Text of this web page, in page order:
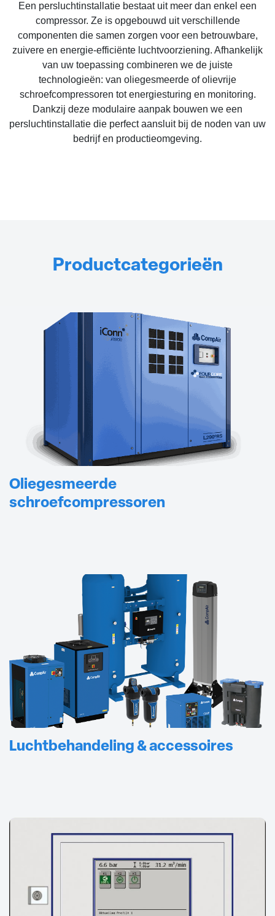
Een persluchtinstallatie bestaat uit meer dan enkel een
compressor. Ze is opgebouwd uit verschillende
componenten die samen zorgen voor een betrouwbare,
zuivere en energie-efficiënte luchtvoorziening. Afhankelijk
van uw toepassing combineren we de juiste
technologieën: van oliegesmeerde of olievrije
schroefcompressoren tot energiesturing en monitoring.
Dankzij deze modulaire aanpak bouwen we een
persluchtinstallatie die perfect aansluit bij de noden van uw
bedrijf en productieomgeving.
Productcategorieën
Oliegesmeerde
schroefcompressoren
Luchtbehandeling & accessoires